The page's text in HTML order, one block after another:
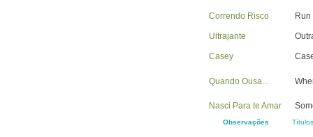
Observações
Correndo Risco
Ultrajante
Casey
Quando Ousa...
Nasci Para te Amar